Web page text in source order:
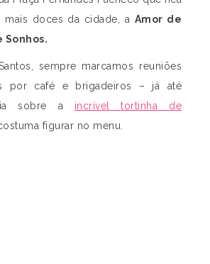
mais doces da cidade, a Amor de
Sonhos.
sempre marcamos reuniões
por café e brigadeiros – já até
sobre a incrível tortinha de
figurar no menu.